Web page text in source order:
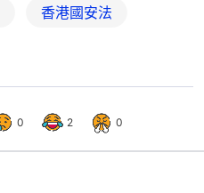
香港國安法
0 2 0